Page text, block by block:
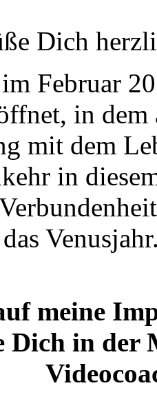
Dich
Februar
in dem
mit dem
in
meine
Dich in der